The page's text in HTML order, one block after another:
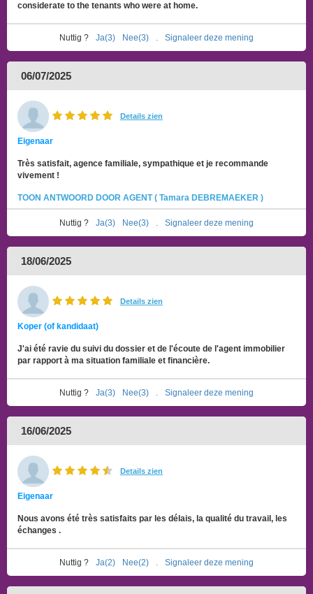
considerate to the tenants who were at home.
Nuttig ? Ja(3) Nee(3) Signaleer deze mening
06/07/2025
Details zien
Eigenaar
Très satisfait, agence familiale, sympathique et je recommande
vivement !
TOON ANTWOORD DOOR AGENT ( Tamara DEBREMAEKER )
Nuttig ? Ja(3) Nee(3) Signaleer deze mening
18/06/2025
Details zien
Koper (of kandidaat)
J'ai été ravie du suivi du dossier et de l'écoute de l'agent immobilier
par rapport à ma situation familiale et financière.
Nuttig ? Ja(3) Nee(3) Signaleer deze mening
16/06/2025
Details zien
Eigenaar
Nous avons été très satisfaits par les délais, la qualité du travail, les
échanges .
Nuttig ? Ja(2) Nee(2) Signaleer deze mening